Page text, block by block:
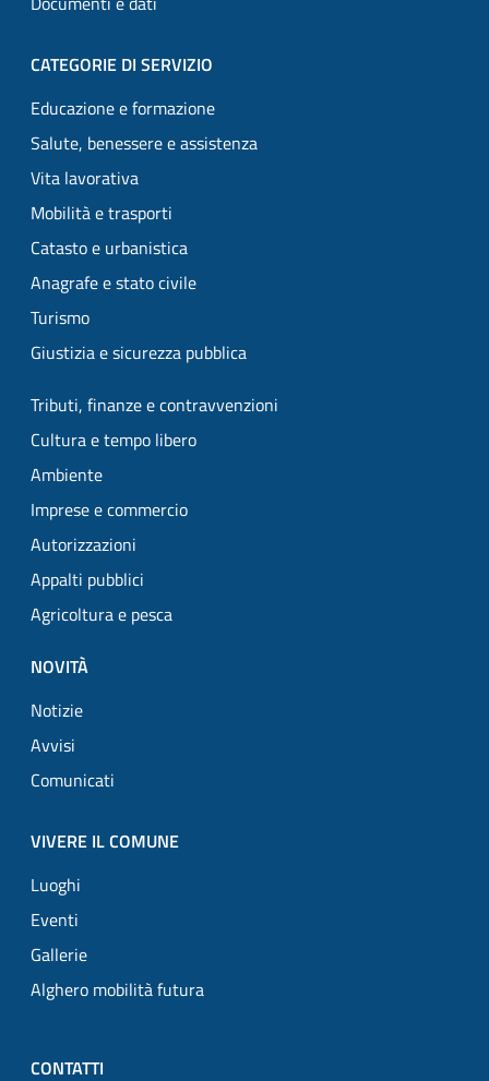
CATEGORIE DI SERVIZIO
Educazione e formazione
Salute, benessere e assistenza
Vita lavorativa
Mobilità e trasporti
Catasto e urbanistica
Anagrafe e stato civile
Turismo
Giustizia e sicurezza pubblica
Tributi, finanze e contravvenzioni
Cultura e tempo libero
Ambiente
Imprese e commercio
Autorizzazioni
Appalti pubblici
Agricoltura e pesca
NOVITÀ
Notizie
Avvisi
Comunicati
VIVERE IL COMUNE
Luoghi
Eventi
Gallerie
Alghero mobilità futura
CONTATTI